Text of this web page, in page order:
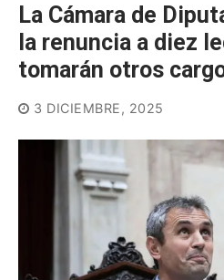
La Cámara de
la renuncia a diez
tomarán otros
3 DICIEMBRE, 2025